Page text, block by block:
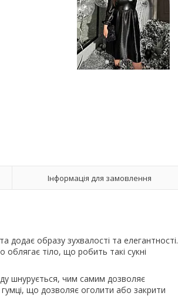
Інформація для замовлення
додає образу зухвалості та елегантності.
тіло, що робить такі сукні
шнурується, чим самим дозволяє
що дозволяє оголити або закрити